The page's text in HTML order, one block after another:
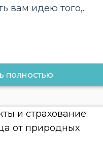
вам идею того,..
полностью